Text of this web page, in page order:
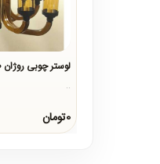
لوستر چوبی روژان 10
..
0تومان